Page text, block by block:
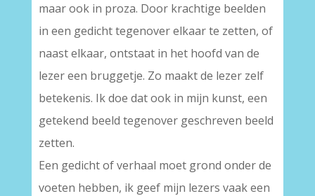
maar ook in proza. Door krachtige beelden
in een gedicht tegenover elkaar te zetten, of
naast elkaar, ontstaat in het hoofd van de
lezer een bruggetje. Zo maakt de lezer zelf
betekenis. Ik doe dat ook in mijn kunst, een
getekend beeld tegenover geschreven beeld
zetten.
Een gedicht of verhaal moet grond onder de
voeten hebben, ik geef mijn lezers vaak een